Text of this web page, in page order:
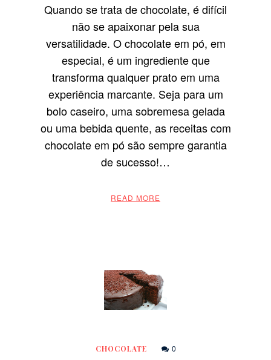
Quando se trata de chocolate, é difícil
não se apaixonar pela sua
versatilidade. O chocolate em pó, em
especial, é um ingrediente que
transforma qualquer prato em uma
experiência marcante. Seja para um
bolo caseiro, uma sobremesa gelada
ou uma bebida quente, as receitas com
chocolate em pó são sempre garantia
de sucesso!…
READ MORE
CHOCOLATE 0